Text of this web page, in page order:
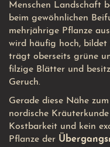
Menschen Landschaft
beim gewöhnlichen
mehrjährige Pflanze
wird häufig hoch, bildet
trägt oberseits grüne
filzige Blätter und
Geruch.
Gerade diese Nähe
nordische
Kostbarkeit und kein
Pflanze der